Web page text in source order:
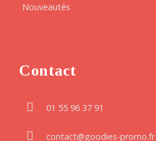
Nouveautés
Contact
01 55 96 37 91
contact@goodies-promo.fr